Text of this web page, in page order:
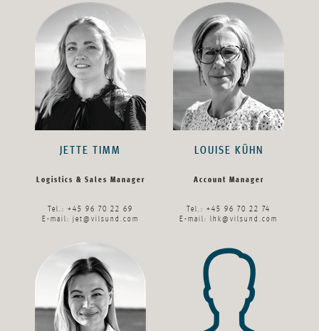
JETTE TIMM
Logistics & Sales Manager
Tel.: +45 96 70 22 69
E-mail: jet@vilsund.com
LOUISE KÜHN
Account Manager
Tel.: +45 96 70 22 74
E-mail: lhk@vilsund.com